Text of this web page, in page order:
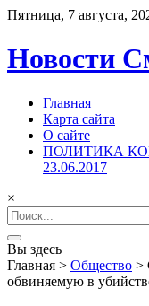
Пятница, 7 августа,
Новости
Главная
Карта сайта
О сайте
ПОЛИТИКА
23.06.2017
×
Search
for:
Вы здесь
Главная > Общество >
обвиняемую в